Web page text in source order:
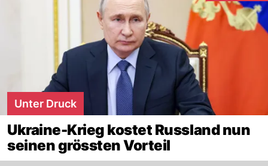
Unter Druck
Ukraine-Krieg kostet Russland nun
seinen grössten Vorteil